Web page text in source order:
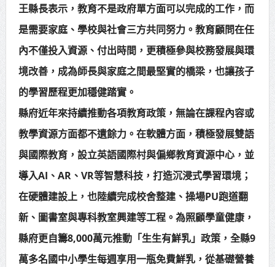
王縣長表示，教育不是政府單方面可以完成的工作，而
是需要家庭、學校與社會三方共同努力。教育顧問在任
內不僅投入資源、付出時間，更積極參與校務發展與環
境改善，成為師長與家庭之間最堅實的橋梁，也讓孩子
的學習歷程更加穩健踏實。
縣府近年來持續推動各項教育政策，無論在課程內容或
教學資源方面都不遺餘力。在軟體方面，積極發展雙語
與國際教育，設立英語國際村與偏鄉教育資源中心，並
導入AI、AR、VR等智慧科技，打造沉浸式學習環境；
在硬體建設上，也陸續完成校舍整建、操場PU跑道翻
新、圖書室與專科教室興建等工程。為照顧學童健康，
縣府更自籌8,000萬元推動「生生有鮮乳」政策，全縣9
萬多名國中小學生每週享用一瓶免費鮮乳，從基礎營養